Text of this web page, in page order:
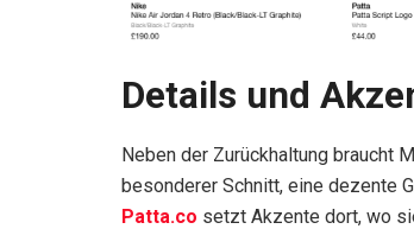
Details und
Neben der Zurückhaltung braucht
besonderer Schnitt, eine dezente
Patta.co setzt Akzente dort, wo